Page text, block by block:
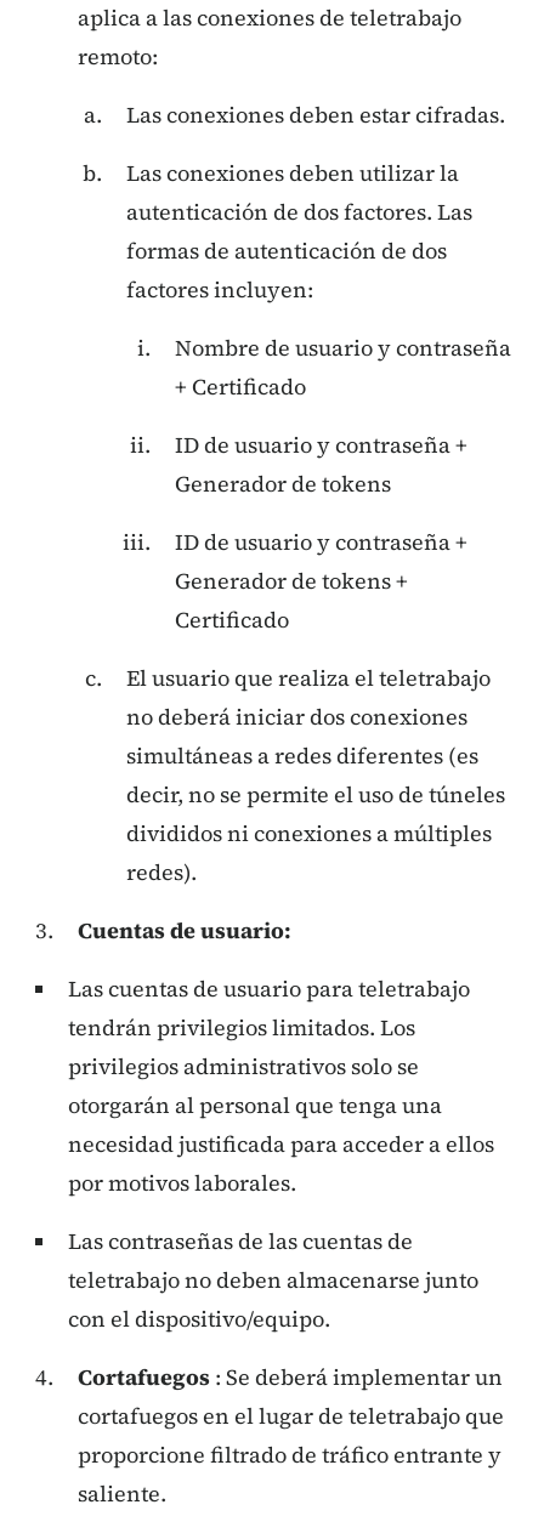
aplica a las conexiones de teletrabajo
remoto:
Las conexiones deben estar cifradas.
Las conexiones deben utilizar la
autenticación de dos factores. Las
formas de autenticación de dos
factores incluyen:
Nombre de usuario y contraseña
+ Certificado
ID de usuario y contraseña +
Generador de tokens
ID de usuario y contraseña +
Generador de tokens +
Certificado
El usuario que realiza el teletrabajo
no deberá iniciar dos conexiones
simultáneas a redes diferentes (es
decir, no se permite el uso de túneles
divididos ni conexiones a múltiples
redes).
Cuentas de usuario:
Las cuentas de usuario para teletrabajo
tendrán privilegios limitados. Los
privilegios administrativos solo se
otorgarán al personal que tenga una
necesidad justificada para acceder a ellos
por motivos laborales.
Las contraseñas de las cuentas de
teletrabajo no deben almacenarse junto
con el dispositivo/equipo.
Cortafuegos : Se deberá implementar un
cortafuegos en el lugar de teletrabajo que
proporcione filtrado de tráfico entrante y
saliente.